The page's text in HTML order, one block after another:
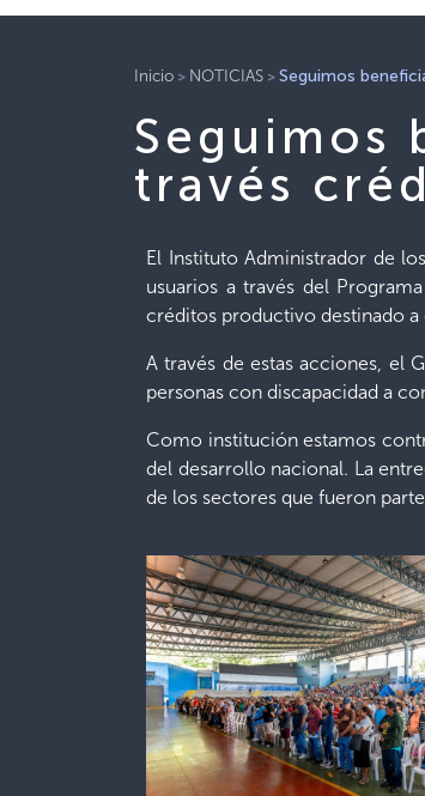
Inicio > NOTICIAS >Seguimos
Seguimos
través
El Instituto Administrador de
usuarios a través del
créditos productivo destinado
A través de estas acciones, el
personas con discapacidad a
Como institución estamos
del desarrollo nacional. La
de los sectores que fueron